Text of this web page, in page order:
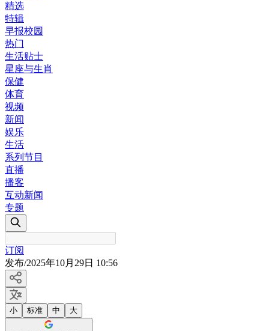
精选
特辑
早报校园
热门
生活贴士
星座与生肖
保健
体育
视频
新闻
娱乐
生活
系列节目
直播
播客
互动新闻
专题
订阅
发布/2025年10月29日 10:56
小 标准 中 大